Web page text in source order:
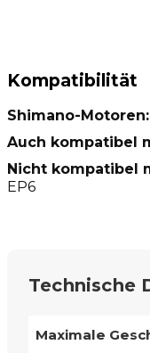
Kompatibilität
Shimano-Motoren:
Auch kompatibel
Nicht kompatibel
EP6
Technische
Maximale